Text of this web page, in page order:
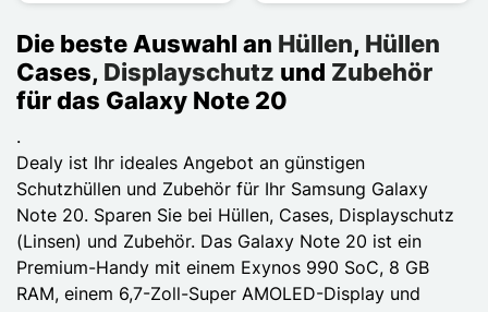
Die beste Auswahl an Hüllen, Hüllen
Cases, Displayschutz und Zubehör
für das Galaxy Note 20
.
Dealy ist Ihr ideales Angebot an günstigen
Schutzhüllen und Zubehör für Ihr Samsung Galaxy
Note 20. Sparen Sie bei Hüllen, Cases, Displayschutz
(Linsen) und Zubehör. Das Galaxy Note 20 ist ein
Premium-Handy mit einem Exynos 990 SoC, 8 GB
RAM, einem 6,7-Zoll-Super AMOLED-Display und